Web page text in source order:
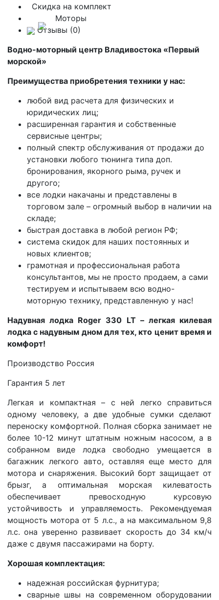
Скидка на комплект
Моторы
Отзывы (0)
Водно-моторный центр Владивостока «Первый
морской»
Преимущества приобретения техники у нас:
любой вид расчета для физических и
юридических лиц;
расширенная гарантия и собственные
сервисные центры;
полный спектр обслуживания от продажи до
установки любого тюнинга типа доп.
бронирования, якорного рыма, ручек и
другого;
все лодки накачаны и представлены в
торговом зале – огромный выбор в наличии на
складе;
быстрая доставка в любой регион РФ;
система скидок для наших постоянных и
новых клиентов;
грамотная и профессиональная работа
консультантов, мы не просто продаем, а сами
тестируем и испытываем всю водно-
моторную технику, представленную у нас!
Надувная лодка Roger 330 LT– легкая килевая
лодка с надувным дном для тех, кто ценит время и
комфорт!
Производство Россия
Гарантия 5 лет
Легкая и компактная – с ней легко справиться
одному человеку, а две удобные сумки сделают
переноску комфортной. Полная сборка занимает не
более 10-12 минут штатным ножным насосом, а в
собранном виде лодка свободно умещается в
багажник легкого авто, оставляя еще место для
мотора и снаряжения. Высокий борт защищает от
брызг, а оптимальная морская килеватость
обеспечивает превосходную курсовую
устойчивость и управляемость. Рекомендуемая
мощность мотора от 5 л.с., а на максимальном 9,8
л.с. она уверенно развивает скорость до 34 км/ч
даже с двумя пассажирами на борту.
Хорошая комплектация:
надежная российская фурнитура;
сварные швы на современном оборудовании